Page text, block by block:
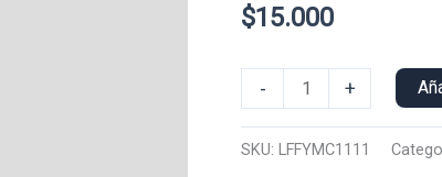
$15.000
-
Manga
Corta
+
SKU: LFFYMC1111